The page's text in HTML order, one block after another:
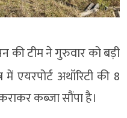
की टीम ने गुरुवार को बड़ी
में एयरपोर्ट अथॉरिटी की 8
कब्जा सौंपा है।